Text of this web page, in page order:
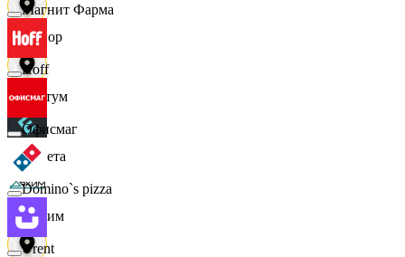
Авиор
Альтум
Аркета
Архим
Магнит Фарма
Hoff
Офисмаг
Domino`s pizza
Urent